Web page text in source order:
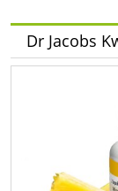
Dr Jacobs